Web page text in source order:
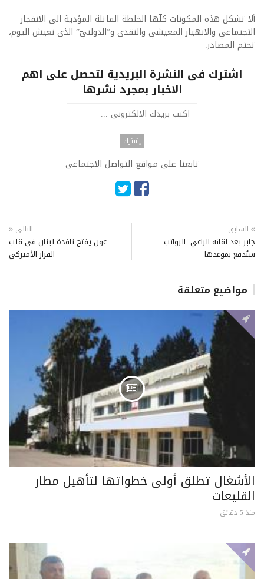
ألا تشكل هذه المكونات كلّها الخلطة القاتلة المؤدية الى الانفجار
الاجتماعي والانهيار المعيشي والنقدي و”الدولتيّ” الذي نعيش اليوم،
تختم المصادر.
اشترك فى النشرة البريدية لتحصل على اهم
الاخبار بمجرد نشرها
تابعنا على مواقع التواصل الاجتماعى
السابق
جابر بعد لقائه الراعي: الرواتب
ستُدفع بموعدها
التالى
عون يفتح نافذة لبنان في قلب
القرار الأميركي
مواضيع متعلقة
الأشغال تطلق أولى خطواتها لتأهيل مطار
القليعات
منذ 5 دقائق